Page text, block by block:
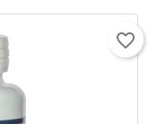
favorite_border